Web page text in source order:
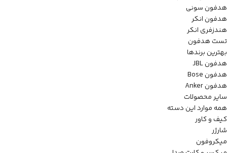
هدفون سونی
هدفون انکر
هندزفری انکر
تست هدفون
بهترین برندها
هدفون JBL
هدفون Bose
هدفون Anker
سایر محصولات
همه موارد این دسته
کیف و کاور
شارژر
میکروفون